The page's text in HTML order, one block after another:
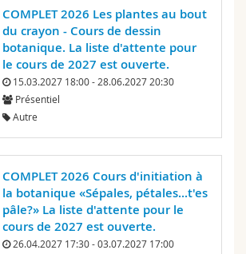
COMPLET 2026 Les plantes au bout
du crayon - Cours de dessin
botanique. La liste d'attente pour
le cours de 2027 est ouverte.
15.03.2027 18:00 - 28.06.2027 20:30
Présentiel
Autre
COMPLET 2026 Cours d'initiation à
la botanique «Sépales, pétales...t'es
pâle?» La liste d'attente pour le
cours de 2027 est ouverte.
26.04.2027 17:30 - 03.07.2027 17:00